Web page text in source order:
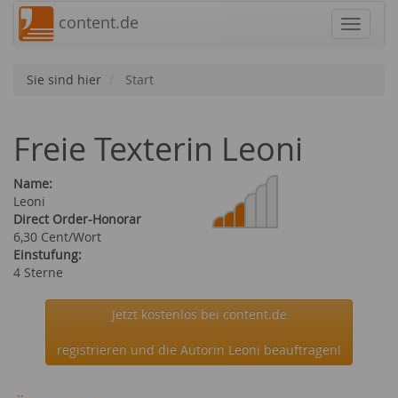
content.de
Sie sind hier Start
Freie Texterin Leoni
Name:
Leoni
Direct Order-Honorar
6,30 Cent/Wort
Einstufung:
4 Sterne
Jetzt kostenlos bei content.de
registrieren und die Autorin Leoni beauftragen!